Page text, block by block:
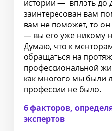
истории — вплоть до
заинтересован вам
вам не поможет, то он
— вы его уже никому
Думаю, что к
обращаться на
профессиональной
как многого мы были
профессии не было.
6 факторов,
экспертов